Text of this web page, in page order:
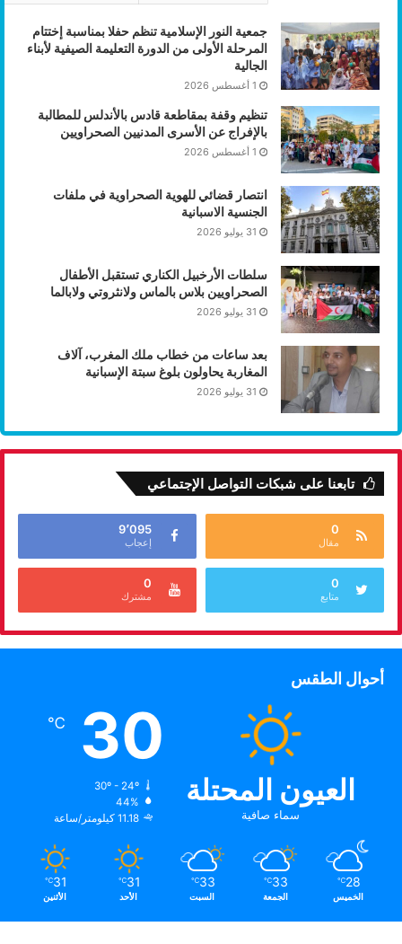
جمعية النور الإسلامية تنظم حفلا بمناسبة إختتام
المرحلة الأولى من الدورة التعليمة الصيفية لأبناء
الجالية
1 أغسطس 2026
تنظيم وقفة بمقاطعة قادس بالأندلس للمطالبة
بالإفراج عن الأسرى المدنيين الصحراويين
1 أغسطس 2026
انتصار قضائي للهوية الصحراوية في ملفات
الجنسية الاسبانية
31 يوليو 2026
سلطات الأرخبيل الكناري تستقبل الأطفال
الصحراويين بلاس بالماس ولانثروتي ولابالما
31 يوليو 2026
بعد ساعات من خطاب ملك المغرب، آلاف
المغاربة يحاولون بلوغ سبتة الإسبانية
31 يوليو 2026
تابعنا على شبكات التواصل الإجتماعي
0
مقال
9٬095
إعجاب
0
متابع
0
مشترك
أحوال الطقس
العيون المحتلة
سماء صافية
30
℃
30º - 24º
44%
11.18 كيلومتر/ساعة
28
℃
الخميس
33
℃
الجمعة
33
℃
السبت
31
℃
الأحد
31
℃
الأثنين